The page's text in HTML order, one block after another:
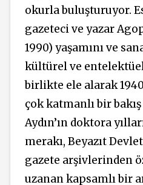
okurla buluşturuyor.
gazeteci ve yazar
1990) yaşamını ve
kültürel ve
birlikte ele alarak
çok katmanlı bir
Aydın’ın doktora
merakı, Beyazıt
gazete arşivlerinden
uzanan kapsamlı bir